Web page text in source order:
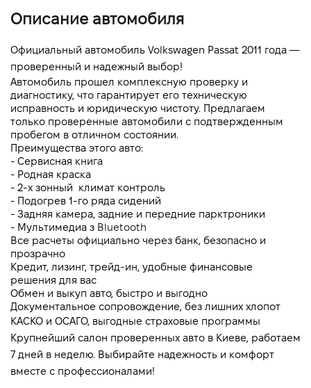
Динамика разгона 0-100 км/ч
Описание автомобиля
Официальный автомобиль Volkswagen Passat 2011 года —
проверенный и надежный выбор!
Автомобиль прошел комплексную проверку и
диагностику, что гарантирует его техническую
исправность и юридическую чистоту. Предлагаем
только проверенные автомобили с подтвержденным
пробегом в отличном состоянии.
Преимущества этого авто:
- Сервисная книга
- Родная краска
- 2-х зонный  климат контроль
- Подогрев 1-го ряда сидений
- Задняя камера, задние и передние парктроники
- Мультимедиа з Bluetooth
Все расчеты официально через банк, безопасно и
прозрачно
Кредит, лизинг, трейд-ин, удобные финансовые
решения для вас
Обмен и выкуп авто, быстро и выгодно
Документальное сопровождение, без лишних хлопот
КАСКО и ОСАГО, выгодные страховые программы
Крупнейший салон проверенных авто в Киеве, работаем
7 дней в неделю. Выбирайте надежность и комфорт
вместе с профессионалами!